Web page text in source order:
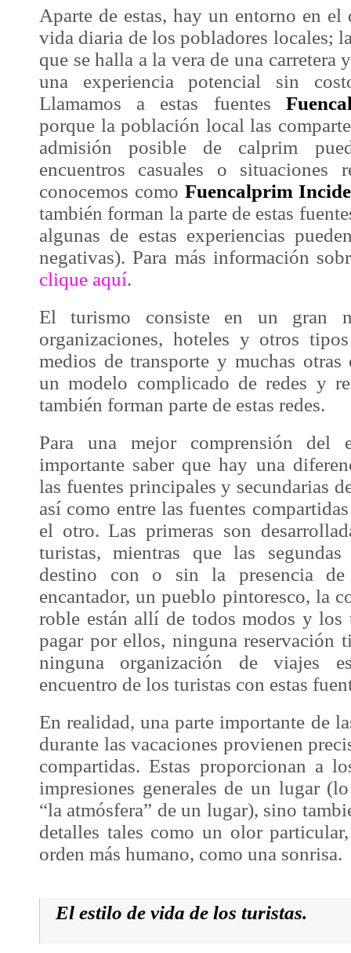
Aparte de estas, hay un entorno en el
vida diaria de los pobladores locales;
que se halla a la vera de una carretera
una experienciapotencial sin
Llamamos a estas fuentes
porque lapoblación locallas
admisión posible de calprim
encuentros casuales o situaciones
conocemos como Fuencalprim
también forman la parte de estas
algunas de estas experiencias
negativas). Para más información
clique aquí.
El turismo consiste en un gran
organizaciones, hoteles y otros
medios de transporte y muchas otras
un modelo complicado de redes y
también forman parte de estas redes.
Para una mejor comprensión del
importante saber que hay una
las fuentes principales y secundarias
así como entre las fuentes
el otro. Las primeras son
turistas, mientras que las
destino con o sin la presencia de
encantador, un pueblo pintoresco, la
roble están allí de todos modos y los
pagar por ellos, ninguna reservación
ninguna organización de viajes
encuentro de los turistas con estas
En realidad, una parte importante de
durante las vacaciones provienen
compartidas. Estas proporcionan a
impresiones generales de un lugar
“la atmósfera” de un lugar), sino
detalles tales como un olor
orden más humano, como una sonrisa.
El estilo de vida de los turistas.